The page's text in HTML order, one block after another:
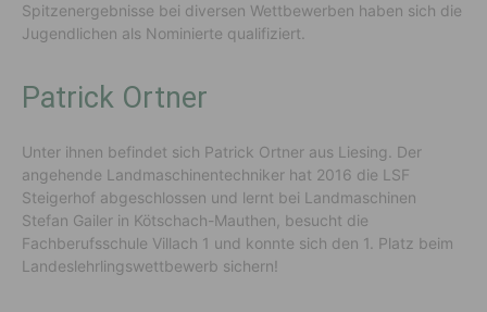
Spitzenergebnisse bei diversen Wettbewerben haben sich die
Jugendlichen als Nominierte qualifiziert.
Patrick Ortner
Unter ihnen befindet sich Patrick Ortner aus Liesing. Der
angehende Landmaschinentechniker hat 2016 die LSF
Steigerhof abgeschlossen und lernt bei Landmaschinen
Stefan Gailer in Kötschach-Mauthen, besucht die
Fachberufsschule Villach 1 und konnte sich den 1. Platz beim
Landeslehrlingswettbewerb sichern!